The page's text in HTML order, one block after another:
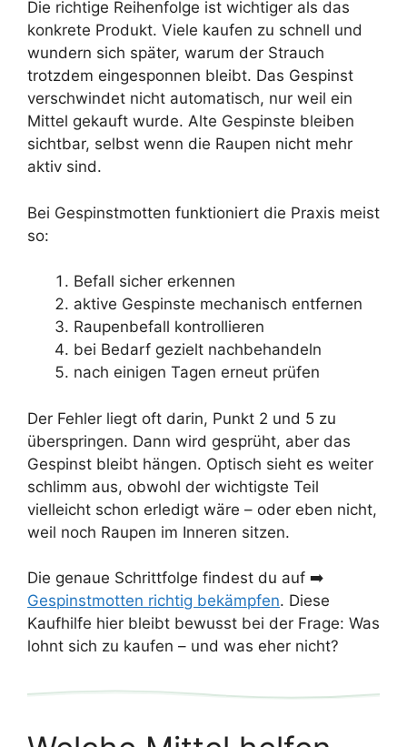
Die richtige Reihenfolge ist wichtiger als das
konkrete Produkt. Viele kaufen zu schnell und
wundern sich später, warum der Strauch
trotzdem eingesponnen bleibt. Das Gespinst
verschwindet nicht automatisch, nur weil ein
Mittel gekauft wurde. Alte Gespinste bleiben
sichtbar, selbst wenn die Raupen nicht mehr
aktiv sind.
Bei Gespinstmotten funktioniert die Praxis meist
so:
Befall sicher erkennen
aktive Gespinste mechanisch entfernen
Raupenbefall kontrollieren
bei Bedarf gezielt nachbehandeln
nach einigen Tagen erneut prüfen
Der Fehler liegt oft darin, Punkt 2 und 5 zu
überspringen. Dann wird gesprüht, aber das
Gespinst bleibt hängen. Optisch sieht es weiter
schlimm aus, obwohl der wichtigste Teil
vielleicht schon erledigt wäre – oder eben nicht,
weil noch Raupen im Inneren sitzen.
Die genaue Schrittfolge findest du auf ➡️
Gespinstmotten richtig bekämpfen. Diese
Kaufhilfe hier bleibt bewusst bei der Frage: Was
lohnt sich zu kaufen – und was eher nicht?